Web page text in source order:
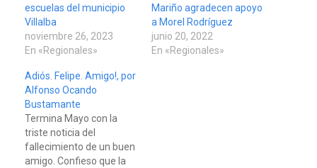
escuelas del municipio
Villalba
noviembre 26, 2023
En «Regionales»
Mariño agradecen apoyo
a Morel Rodríguez
junio 20, 2022
En «Regionales»
Adiós. Felipe. Amigo!, por
Alfonso Ocando
Bustamante
Termina Mayo con la
triste noticia del
fallecimiento de un buen
amigo. Confieso que la